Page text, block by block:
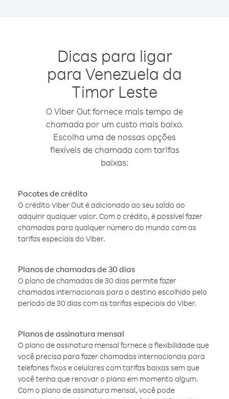
Dicas para ligar
para Venezuela da
Timor Leste
O Viber Out fornece mais tempo de
chamada por um custo mais baixo.
Escolha uma de nossas opções
flexíveis de chamada com tarifas
baixas:
Pacotes de crédito
O crédito Viber Out é adicionado ao seu saldo ao
adquirir qualquer valor. Com o crédito, é possível fazer
chamadas para qualquer número do mundo com as
tarifas especiais do Viber.
Planos de chamadas de 30 dias
O plano de chamadas de 30 dias permite fazer
chamadas internacionais para o destino escolhido pelo
período de 30 dias com as tarifas especiais do Viber.
Planos de assinatura mensal
O plano de assinatura mensal fornece a flexibilidade que
você precisa para fazer chamadas internacionais para
telefones fixos e celulares com tarifas baixas sem que
você tenha que renovar o plano em momento algum.
Com o plano de assinatura mensal, você pode